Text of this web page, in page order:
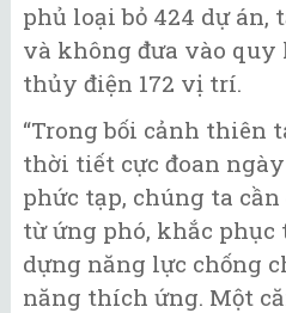
phủ loại bỏ 424 dự án,
và không đưa vào quy
thủy điện 172 vị trí.
“Trong bối cảnh thiên
thời tiết cực đoan
phức tạp, chúng ta
từ ứng phó, khắc
dựng năng lực chống
năng thích ứng. Một